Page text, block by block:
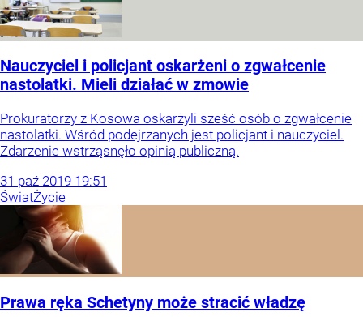
Nauczyciel i policjant oskarżeni o zgwałcenie
nastolatki. Mieli działać w zmowie
Prokuratorzy z Kosowa oskarżyli sześć osób o zgwałcenie
nastolatki. Wśród podejrzanych jest policjant i nauczyciel.
Zdarzenie wstrząsnęło opinią publiczną.
31 paź 2019 19:51
ŚwiatŻycie
Prawa ręka Schetyny może stracić władzę